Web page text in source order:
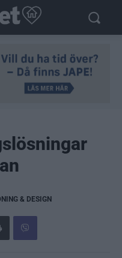
& DESIGN